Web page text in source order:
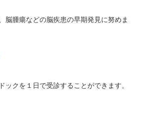
脳腫瘍などの脳疾患の早期発見に努めま
クを１日で受診することができます。